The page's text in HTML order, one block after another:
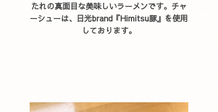
たれの真面目な美味しいラーメンです。チャ
ーシューは、日光brand『Himitsu豚』を使用
しております。